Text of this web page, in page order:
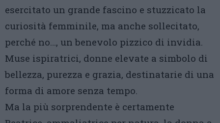
esercitato un grande fascino e stuzzicato la
curiosità femminile, ma anche sollecitato,
perché no…, un benevolo pizzico di invidia.
Muse ispiratrici, donne elevate a simbolo di
bellezza, purezza e grazia, destinatarie di una
forma di amore senza tempo.
Ma la più sorprendente è certamente